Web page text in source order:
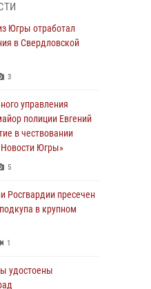
генерала армии
4
оказал содействие
более 100
за прошедшую
Аверин выступил на
Югры отработал
в Свердловской
3
управления
полиции Евгений
в чествовании
Югры»
5
Росгвардии пресечен
в крупном
1
удостоены